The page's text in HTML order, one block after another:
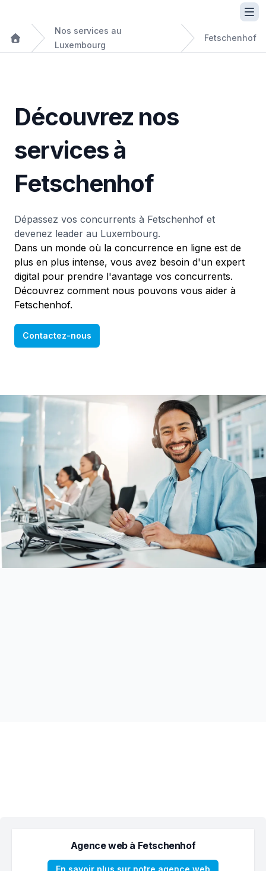
Nos services au
Luxembourg
Fetschenhof
Découvrez nos
services à
Fetschenhof
Dépassez vos concurrents à Fetschenhof et
devenez leader au Luxembourg.
Dans un monde où la concurrence en ligne est de
plus en plus intense, vous avez besoin d'un expert
digital pour prendre l'avantage vos concurrents.
Découvrez comment nous pouvons vous aider à
Fetschenhof.
Contactez-nous
Agence web à Fetschenhof
En savoir plus sur notre agence web